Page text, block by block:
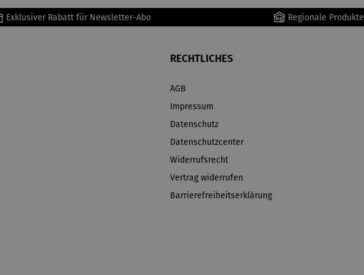
Exklusiver Rabatt für Newsletter-Abo Regionale Produkte
RECHTLICHES
AGB
Impressum
Datenschutz
Datenschutzcenter
Widerrufsrecht
Vertrag widerrufen
Barrierefreiheitserklärung